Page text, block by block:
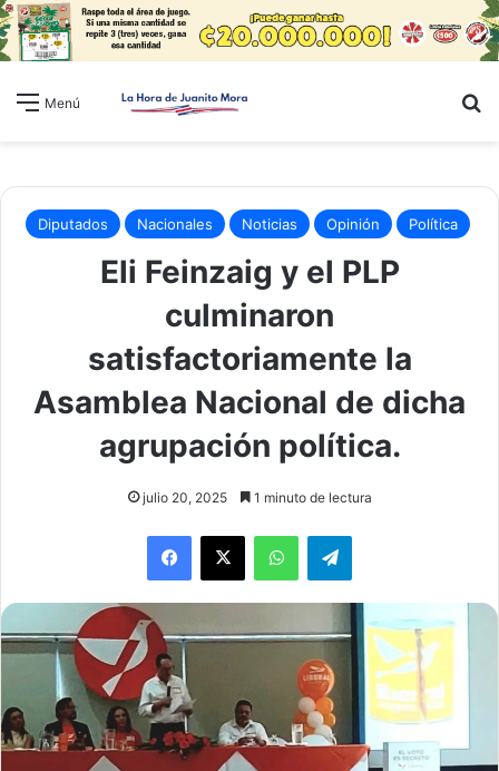
Menú
Diputados Nacionales Noticias Opinión Política
Eli Feinzaig y el PLP
culminaron
satisfactoriamente la
Asamblea Nacional de dicha
agrupación política.
julio 20, 2025 1 minuto de lectura
WhatsAppTelegram